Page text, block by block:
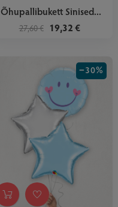
Õhupallibukett Sinised...
27,60 € 19,32 €
−30%